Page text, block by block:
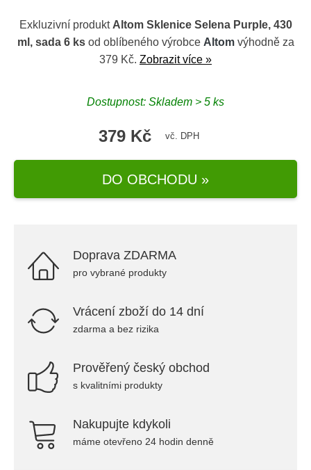
Exkluzivní produkt Altom Sklenice Selena Purple, 430
ml, sada 6 ksod oblíbeného výrobce Altomvýhodně za
379 Kč. Zobrazit více »
Dostupnost: Skladem > 5 ks
379 Kč vč. DPH
DO OBCHODU »
Doprava ZDARMA
pro vybrané produkty
Vrácení zboží do 14 dní
zdarma a bez rizika
Prověřený český obchod
s kvalitními produkty
Nakupujte kdykoli
máme otevřeno 24 hodin denně